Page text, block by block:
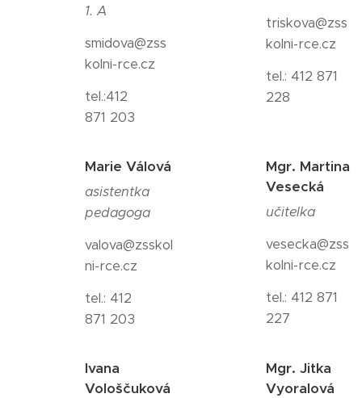
1. A
smidova@zss
kolni-rce.cz
tel.:412
871 203
triskova@zss
kolni-rce.cz
tel.: 412 871
228
Marie Válová
asistentka
pedagoga
valova@zsskol
ni-rce.cz
tel.: 412
871 203
Mgr. Martina
Vesecká
učitelka
vesecka@zss
kolni-rce.cz
tel.: 412 871
227
Ivana
Vološčuková
Mgr. Jitka
Vyoralová